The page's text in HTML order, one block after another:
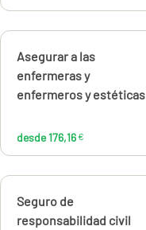
Calcúlalo ahora
Asegurar a las
enfermeras y
enfermeros y estéticas
desde 176,16 €
Calcúlalo ahora
Seguro de
responsabilidad civil